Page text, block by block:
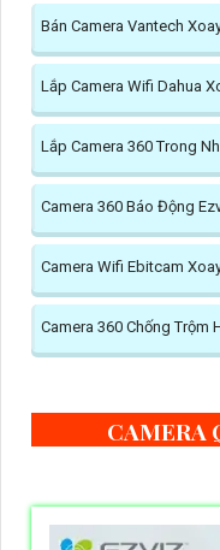
Bán Camera Vantech
Lắp Camera Wifi Dahua
Lắp Camera 360 Trong
Camera 360 Báo Động
Camera Wifi Ebitcam
Camera 360 Chống Trộm
CAMERA